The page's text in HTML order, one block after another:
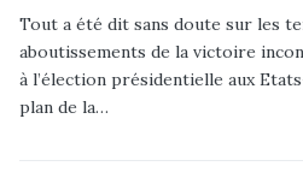
Tout a été dit sans doute sur les
aboutissements de la victoire
à l’élection présidentielle aux
plan de la…